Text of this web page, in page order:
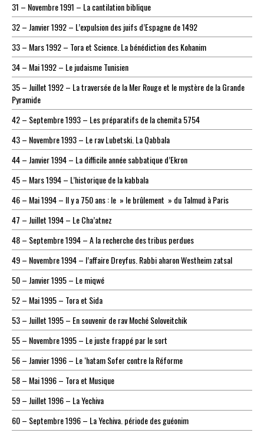
31 – Novembre 1991 – La cantilation biblique
32 – Janvier 1992 – L’expulsion des juifs d’Espagne de 1492
33 – Mars 1992 – Tora et Science. La bénédiction des Kohanim
34 – Mai 1992 – Le judaisme Tunisien
35 – Juillet 1992 – La traversée de la Mer Rouge et le mystère de la Grande
Pyramide
42 – Septembre 1993 – Les préparatifs de la chemita 5754
43 – Novembre 1993 – Le rav Lubetski. La Qabbala
44 – Janvier 1994 – La difficile année sabbatique d’Ekron
45 – Mars 1994 – L’historique de la kabbala
46 – Mai 1994 – Il y a 750 ans : le » le brûlement » du Talmud à Paris
47 – Juillet 1994 – Le Cha’atnez
48 – Septembre 1994 – A la recherche des tribus perdues
49 – Novembre 1994 – l’affaire Dreyfus. Rabbi aharon Westheim zatsal
50 – Janvier 1995 – Le miqwé
52 – Mai 1995 – Tora et Sida
53 – Juillet 1995 – En souvenir de rav Moché Soloveitchik
55 – Novembre 1995 – Le juste frappé par le sort
56 – Janvier 1996 – Le ‘hatam Sofer contre la Réforme
58 – Mai 1996 – Tora et Musique
59 – Juillet 1996 – La Yechiva
60 – Septembre 1996 – La Yechiva. période des guéonim